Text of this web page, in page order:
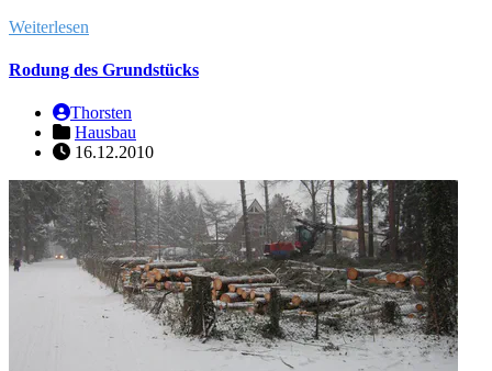
Weiterlesen
Rodung des Grundstücks
Thorsten
Hausbau
16.12.2010